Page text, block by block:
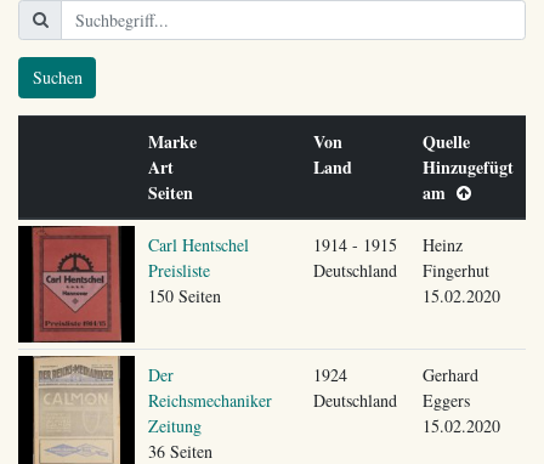
Suchen
Marke
Art
Seiten
Von
Land
Quelle
Hinzugefügt
am
Carl Hentschel
Preisliste
150 Seiten
1914 - 1915
Deutschland
Heinz
Fingerhut
15.02.2020
Der
Reichsmechaniker
Zeitung
36 Seiten
1924
Deutschland
Gerhard
Eggers
15.02.2020